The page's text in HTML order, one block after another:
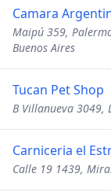
Maipú 359,
Buenos Aires
Tucan Pet Shop
B Villanueva 3049,
Carniceria el
Calle 19 1439,